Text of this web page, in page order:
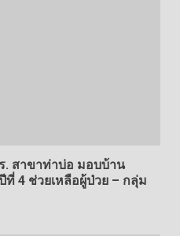
. สาขาท่าบ่อ มอบบ้าน
ที่ 4 ช่วยเหลือผู้ป่วย – กลุ่ม